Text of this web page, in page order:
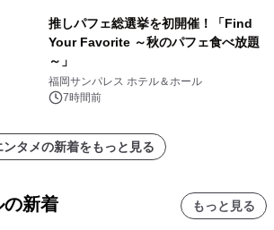
推しパフェ総選挙を初開催！「Find
Your Favorite ～秋のパフェ食べ放題
～」
福岡サンパレス ホテル＆ホール
7時間前
ンタメの新着をもっと見る
の新着 もっと見る